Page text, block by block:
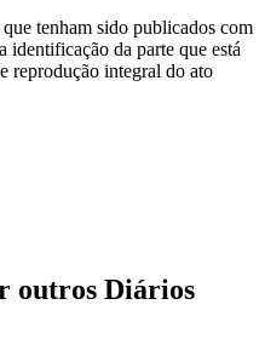
tenham sido publicados com
identificação da parte que está
reprodução integral do ato
outros Diários